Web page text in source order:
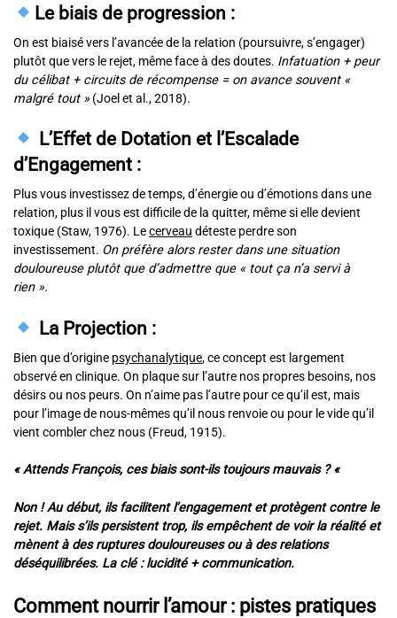
Le biais de progression :
On est biaisé vers l’avancée de la relation (poursuivre, s’engager)
plutôt que vers le rejet, même face à des doutes. Infatuation + peur
du célibat + circuits de récompense = on avance souvent «
malgré tout » (Joel et al., 2018).
L’Effet de Dotation et l’Escalade
d’Engagement :
Plus vous investissez de temps, d’énergie ou d’émotions dans une
relation, plus il vous est difficile de la quitter, même si elle devient
toxique (Staw, 1976). Lecerveau déteste perdre son
investissement. On préfère alors rester dans une situation
douloureuse plutôt que d’admettre que « tout ça n’a servi à
rien ».
La Projection :
Bien que d’origine psychanalytique, ce concept est largement
observé en clinique. On plaque sur l’autre nos propres besoins, nos
désirs ou nos peurs. On n’aime pas l’autre pour ce qu’il est, mais
pour l’image de nous-mêmes qu’il nous renvoie ou pour le vide qu’il
vient combler chez nous (Freud, 1915).
« Attends François, ces biais sont-ils toujours mauvais ? «
Non ! Au début, ils facilitent l’engagement et protègent contre le
rejet. Mais s’ils persistent trop, ils empêchent de voir la réalité et
mènent à des ruptures douloureuses ou à des relations
déséquilibrées. La clé : lucidité + communication.
Comment nourrir l’amour : pistes pratiques